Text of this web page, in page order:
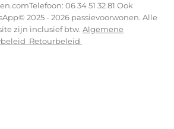
06 34 51 32 81 Ook
2025 - 2026 passievoorwonen. Alle
zijn inclusief btw. Algemene
Retourbeleid